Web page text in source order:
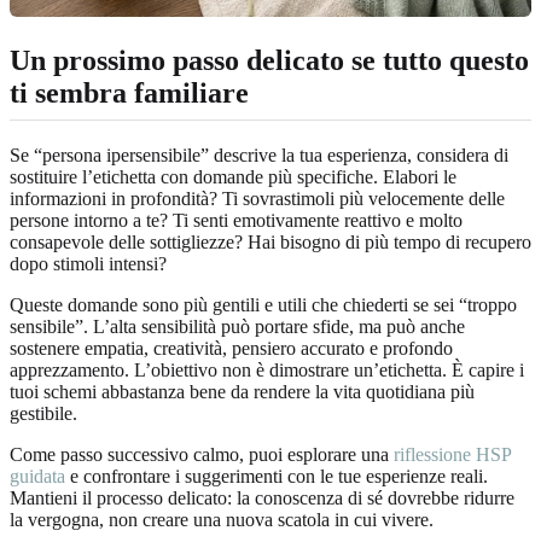
Un prossimo passo delicato se tutto questo
ti sembra familiare
Se “persona ipersensibile” descrive la tua esperienza, considera di
sostituire l’etichetta con domande più specifiche. Elabori le
informazioni in profondità? Ti sovrastimoli più velocemente delle
persone intorno a te? Ti senti emotivamente reattivo e molto
consapevole delle sottigliezze? Hai bisogno di più tempo di recupero
dopo stimoli intensi?
Queste domande sono più gentili e utili che chiederti se sei “troppo
sensibile”. L’alta sensibilità può portare sfide, ma può anche
sostenere empatia, creatività, pensiero accurato e profondo
apprezzamento. L’obiettivo non è dimostrare un’etichetta. È capire i
tuoi schemi abbastanza bene da rendere la vita quotidiana più
gestibile.
Come passo successivo calmo, puoi esplorare una riflessione HSP
guidata e confrontare i suggerimenti con le tue esperienze reali.
Mantieni il processo delicato: la conoscenza di sé dovrebbe ridurre
la vergogna, non creare una nuova scatola in cui vivere.